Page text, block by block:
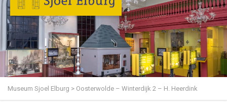
Museum Sjoel Elburg > Oosterwolde – Winterdijk 2 – H. Heerdink